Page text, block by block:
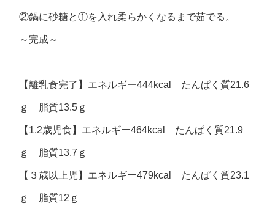
②鍋に砂糖と①を入れ柔らかくなるまで茹でる。
～完成～
【離乳食完了】エネルギー444kcal たんぱく質21.6
ｇ 脂質13.5ｇ
【1.2歳児食】エネルギー464kcal たんぱく質21.9
ｇ 脂質13.7ｇ
【３歳以上児】エネルギー479kcal たんぱく質23.1
ｇ 脂質12ｇ